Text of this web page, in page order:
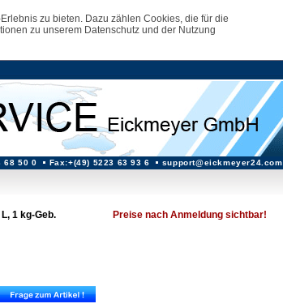
zu bieten. Dazu zählen Cookies, die für die
zu unserem Datenschutz und der Nutzung
68 50 0 Fax:+(49) 5223 63 93 6 support@eickmeyer24.com
1 kg-Geb. Preise nach Anmeldung sichtbar!